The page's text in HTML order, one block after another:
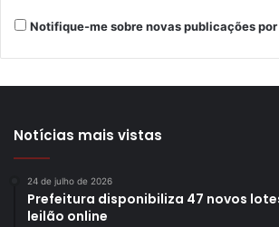
Notifique-me sobre novas publicações
Notícias mais vistas
24 de julho de 2026
Prefeitura disponibiliza 47 novos
leilão online